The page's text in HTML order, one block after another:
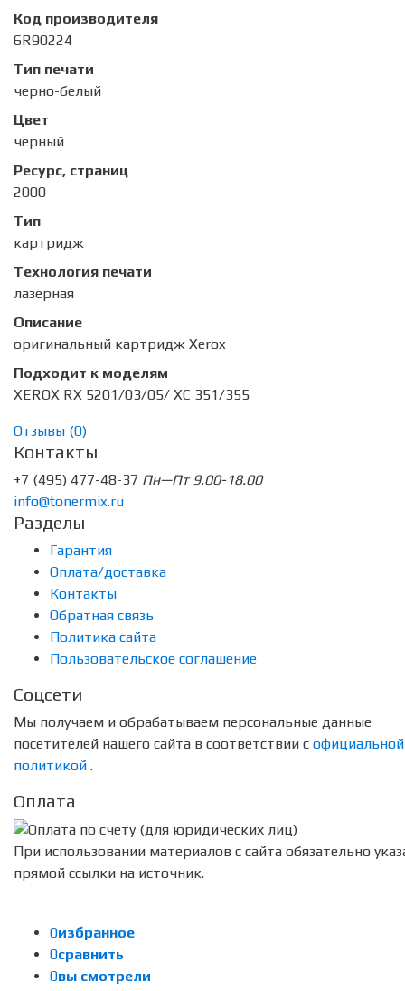
Код производителя
6R90224
Тип печати
черно-белый
Цвет
чёрный
Ресурс, страниц
2000
Тип
картридж
Технология печати
лазерная
Описание
оригинальный картридж Xerox
Подходит к моделям
XEROX RX 5201/03/05/ XC 351/355
Отзывы (0)
Контакты
+7 (495) 477-48-37 Пн—Пт 9.00-18.00
info@tonermix.ru
Разделы
Гарантия
Оплата/доставка
Контакты
Обратная связь
Политика сайта
Пользовательское соглашение
Соцсети
Мы получаем и обрабатываем персональные данные
посетителей нашего сайта в соответствии с официальной
политикой .
Оплата
При использовании материалов с сайта обязательно
прямой ссылки на источник.
0избранное
0сравнить
0вы смотрели